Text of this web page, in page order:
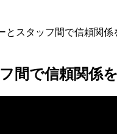
とスタッフ間で信頼関係
間で信頼関係